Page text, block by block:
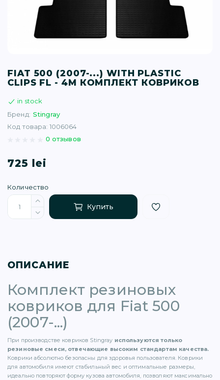
FIAT 500 (2007-...) WITH PLASTIC
CLIPS FL - 4М КОМПЛЕКТ КОВРИКОВ
in stock
Бренд: Stingray
Код товара: 1006064
0 отзывов
725 lei
Количество
Купить
ОПИСАНИЕ
Комплект резиновых
ковриков для Fiat 500
(2007-...)
При производстве ковриков Stingray используются только
резиновые смеси, отвечающие высоким стандартам качества.
Коврики абсолютно безопасны для здоровья пользователя. Коврики
для автомобиля имеют стабильный вес и оптимальные размеры,
идеально повторяют форму кузова автомобиля, позволяют максимально